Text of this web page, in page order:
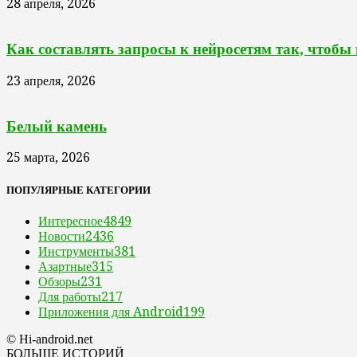
28 апреля, 2026
Как составлять запросы к нейросетям так,
23 апреля, 2026
Белый камень
25 марта, 2026
ПОПУЛЯРНЫЕ КАТЕГОРИИ
Интересное4849
Новости2436
Инструменты381
Азартные315
Обзоры231
Для работы217
Приложения для Android199
© Hi-android.net
БОЛЬШЕ ИСТОРИЙ